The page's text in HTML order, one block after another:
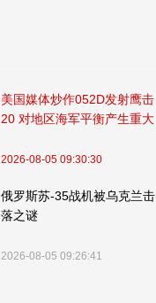
美国媒体炒作052D发射鹰击
20 对地区海军平衡产生重大
2026-08-05 09:30:30
俄罗斯苏-35战机被乌克兰击
落之谜
2026-08-05 09:26:41